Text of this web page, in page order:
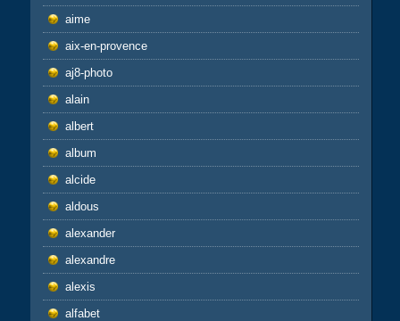
aime
aix-en-provence
aj8-photo
alain
albert
album
alcide
aldous
alexander
alexandre
alexis
alfabet